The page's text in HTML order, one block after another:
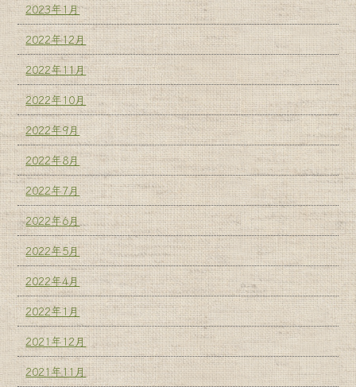
2023年1月
2022年12月
2022年11月
2022年10月
2022年9月
2022年8月
2022年7月
2022年6月
2022年5月
2022年4月
2022年1月
2021年12月
2021年11月